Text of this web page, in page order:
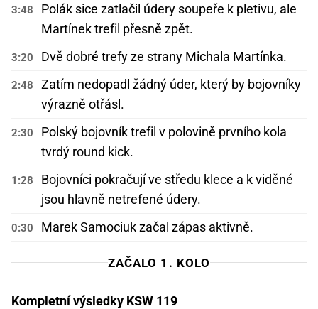
3:48
Polák sice zatlačil údery soupeře k pletivu, ale
Martínek trefil přesně zpět.
3:20 Dvě dobré trefy ze strany Michala Martínka.
2:48
Zatím nedopadl žádný úder, který by bojovníky
výrazně otřásl.
2:30
Polský bojovník trefil v polovině prvního kola
tvrdý round kick.
1:28
Bojovníci pokračují ve středu klece a k viděné
jsou hlavně netrefené údery.
0:30 Marek Samociuk začal zápas aktivně.
ZAČALO 1. KOLO
Kompletní výsledky KSW 119